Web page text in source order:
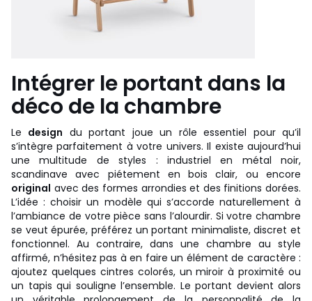
Intégrer le portant dans la
déco de la chambre
Le design du portant joue un rôle essentiel pour qu’il
s’intègre parfaitement à votre univers. Il existe aujourd’hui
une multitude de styles : industriel en métal noir,
scandinave avec piétement en bois clair, ou encore
original avec des formes arrondies et des finitions dorées.
L’idée : choisir un modèle qui s’accorde naturellement à
l’ambiance de votre pièce sans l’alourdir. Si votre chambre
se veut épurée, préférez un portant minimaliste, discret et
fonctionnel. Au contraire, dans une chambre au style
affirmé, n’hésitez pas à en faire un élément de caractère :
ajoutez quelques cintres colorés, un miroir à proximité ou
un tapis qui souligne l’ensemble. Le portant devient alors